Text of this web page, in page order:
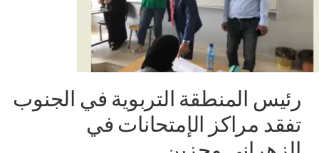
رئيس المنطقة التربوية في الجنوب
تفقد مراكز الإمتحانات في